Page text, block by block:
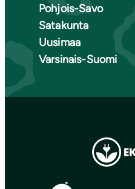
Pohjois-Savo
Satakunta
Uusimaa
Varsinais-Suomi